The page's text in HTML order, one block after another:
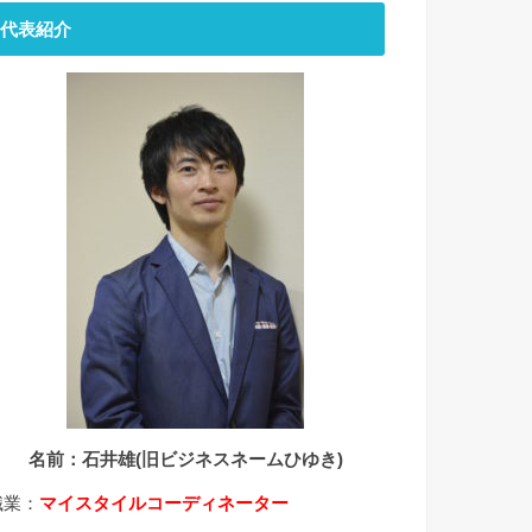
代表紹介
名前：石井雄(旧ビジネスネームひゆき)
： マイスタイルコーディネーター